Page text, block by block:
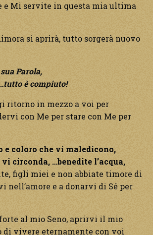
e Mi servite in questa mia ultima
si aprirà, tutto sorgerà nuovo
Parola,
è compiuto!
ritorno in mezzo a voi per
con Me per stare con Me per
coloro che vi maledicono,
circonda, …benedite l’acqua,
figli miei e non abbiate timore di
nell’amore e a donarvi di Sé per
al mio Seno, aprirvi il mio
di vivere eternamente con voi